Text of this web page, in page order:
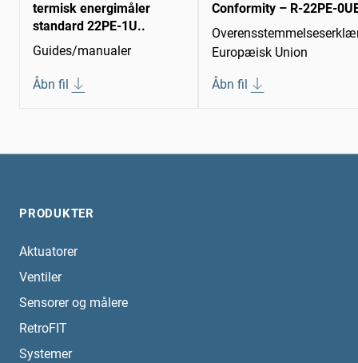
termisk energimåler
standard 22PE-1U..
Guides/manualer
Åbn fil
Conformity – R-22PE-
Europæisk Union
Åbn fil
PRODUKTER
Aktuatorer
Ventiler
Sensorer og målere
RetroFIT
Systemer